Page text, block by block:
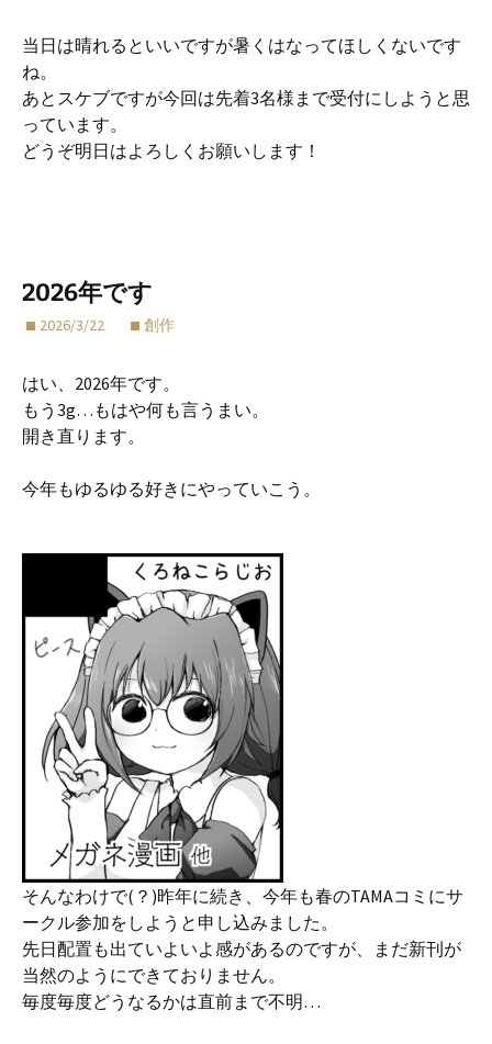
当日は晴れるといいですが暑くはなってほしくないです
ね。
あとスケブですが今回は先着3名様まで受付にしようと思
っています。
どうぞ明日はよろしくお願いします！
2026年です
2026/3/22 創作
はい、2026年です。
もう3g…もはや何も言うまい。
開き直ります。
今年もゆるゆる好きにやっていこう。
そんなわけで(？)昨年に続き、今年も春のTAMAコミにサ
ークル参加をしようと申し込みました。
先日配置も出ていよいよ感があるのですが、まだ新刊が
当然のようにできておりません。
毎度毎度どうなるかは直前まで不明…